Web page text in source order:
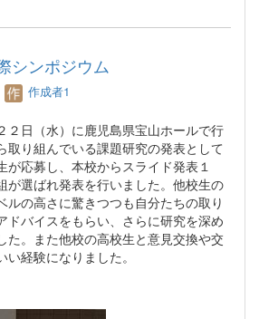
シンポジウム
作成者1
２日（水）に鹿児島県宝山ホールで行
取り組んでいる課題研究の発表として
が応募し、本校からスライド発表１
が選ばれ発表を行いました。他校生の
ルの高さに驚きつつも自分たちの取り
ドバイスをもらい、さらに研究を深め
た。また他校の高校生と意見交換や交
経験になりました。